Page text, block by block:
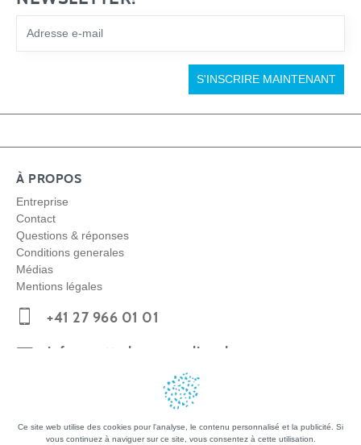
S'INSCRIRE MAINTENANT
À PROPOS
Entreprise
Contact
Questions & réponses
Conditions generales
Médias
Mentions légales
+41 27 966 01 01
info@matterhornparadise.ch
Ce site web utilise des cookies pour l'analyse, le contenu personnalisé et la publicité. Si
vous continuez à naviguer sur ce site, vous consentez à cette utilisation.